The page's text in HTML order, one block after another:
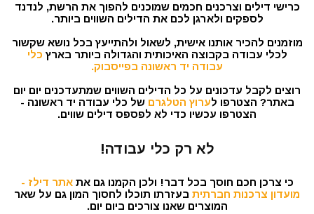
כרישי דילים וצרכנים חכמים שמוכנים להפוך את הרשת, לנדנד
לספקים ולארגן לכם את הדילים השווים ביותר.
מוזמנים להכיר אותנו אישית, לשאול ולהתייעץ בכל נושא שקשור
לכלי עבודה בקבוצה האיכותית והגדולה ביותר בארץ כלי
עבודה יד ראשונה בפייסבוק.
רוצים לקבל עדכונים על כל הדילים השווים שמתעדכנים יום יום
באתר? הצטרפו לערוץ הטלגרם של כלי עבודה יד ראשונה -
הצטרפו עכשיו כדי לא לפספס דילים שווים.
לא רק כלי עבודה!
כי צרכן חכם חוסך בכל דבר! ולכן הקמנו גם אתאתר דילז -
מועדון צרכנות חברתית בעזרתו תוכלו לחסוך המון גם על שאר
המוצרים שאנו צורכים ביום יום.